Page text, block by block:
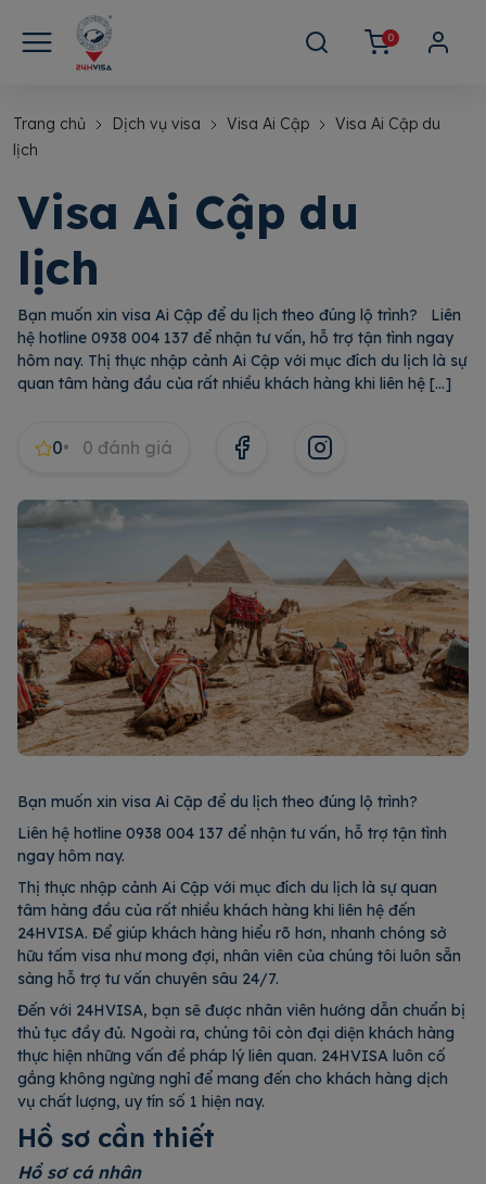
0
Trang chủ Dịch vụ visa Visa Ai Cập
Visa Ai Cập du
lịch
Visa Ai Cập du
lịch
Bạn muốn xin visa Ai Cập để du lịch theo đúng lộ trình? Liên
hệ hotline 0938 004 137 để nhận tư vấn, hỗ trợ tận tình ngay
hôm nay. Thị thực nhập cảnh Ai Cập với mục đích du lịch là sự
quan tâm hàng đầu của rất nhiều khách hàng khi liên hệ […]
0 0 đánh giá
Bạn muốn xin visa Ai Cập để du lịch theo đúng lộ trình?
Liên hệ hotline 0938 004 137 để nhận tư vấn, hỗ trợ tận tình
ngay hôm nay.
Thị thực nhập cảnh Ai Cập với mục đích du lịch là sự quan
tâm hàng đầu của rất nhiều khách hàng khi liên hệ đến
24HVISA. Để giúp khách hàng hiểu rõ hơn, nhanh chóng sở
hữu tấm visa như mong đợi, nhân viên của chúng tôi luôn sẵn
sàng hỗ trợ tư vấn chuyên sâu 24/7.
Đến với 24HVISA, bạn sẽ được nhân viên hướng dẫn chuẩn bị
thủ tục đầy đủ. Ngoài ra, chúng tôi còn đại diện khách hàng
thực hiện những vấn đề pháp lý liên quan. 24HVISA luôn cố
gắng không ngừng nghỉ để mang đến cho khách hàng dịch
vụ chất lượng, uy tín số 1 hiện nay.
Hồ sơ cần thiết
Hồ sơ cá nhân